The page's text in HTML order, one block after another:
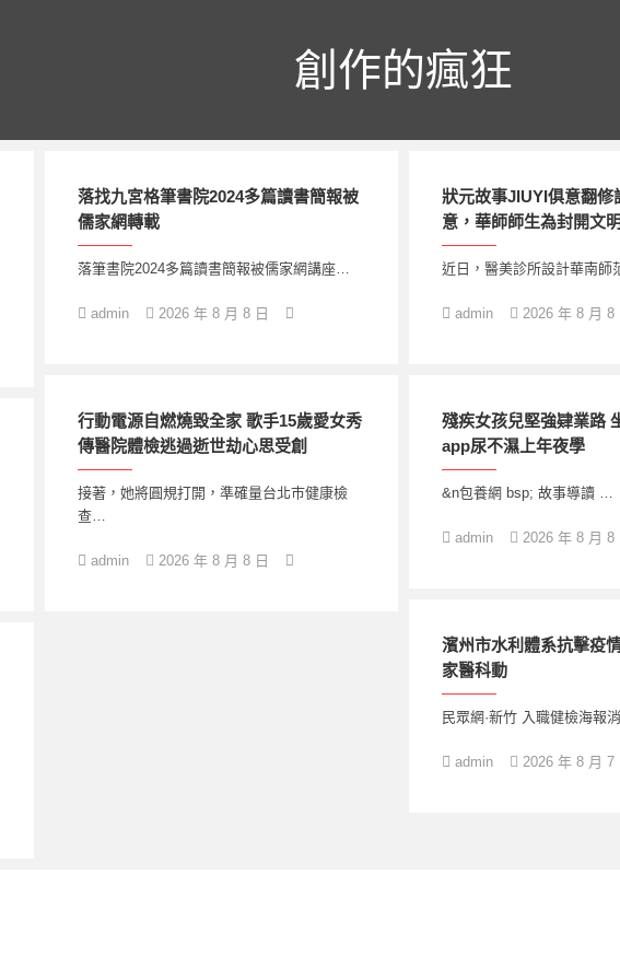
創作的瘋狂
落找九宮格筆書院2024多篇讀書簡報被
儒家網轉載
落筆書院2024多篇讀書簡報被儒家網講座…
admin 2026 年 8 月 8 日
狀元故事JIUYI俱意翻修
意，華師師生為封開文
近日，醫美診所設計華南師
admin 2026 年 8 月 8
行動電源自燃燒毀全家 歌手15歲愛女秀
傳醫院體檢逃過逝世劫心思受創
接著，她將圓規打開，準確量台北巿健康檢
查…
admin 2026 年 8 月 8 日
殘疾女孩兒堅強肄業路
app尿不濕上年夜學
&n包養網 bsp; 故事導讀 …
admin 2026 年 8 月 8
濱州市水利體系抗擊疫
家醫科動
民眾網·新竹 入職健檢海報
admin 2026 年 8 月 7